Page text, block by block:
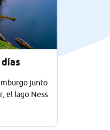
junto
el lago Ness